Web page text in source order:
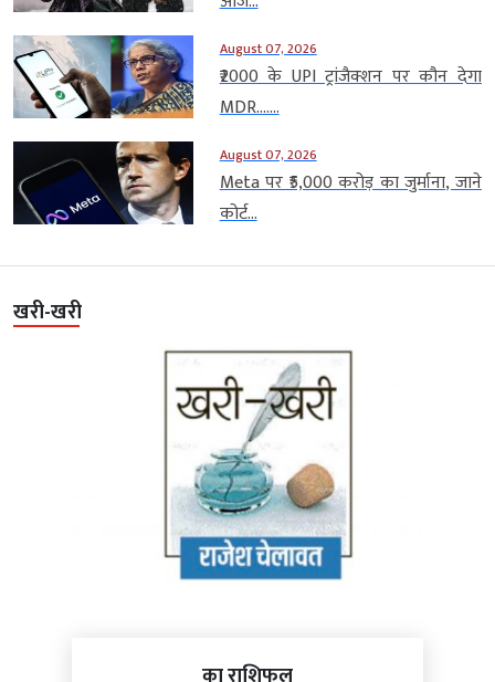
August 07, 2026
₹2000 के UPI ट्रांजैक्शन पर कौन देगा
MDR…....
August 07, 2026
Meta पर ₹5,000 करोड़ का जुर्माना, जाने
कोर्ट...
खरी-खरी